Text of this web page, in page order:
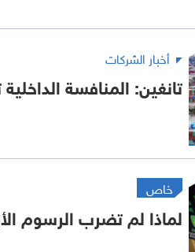
أخبار الشركات
تانغين: المنافسة
خاص
لماذا لم تضرب الرسوم